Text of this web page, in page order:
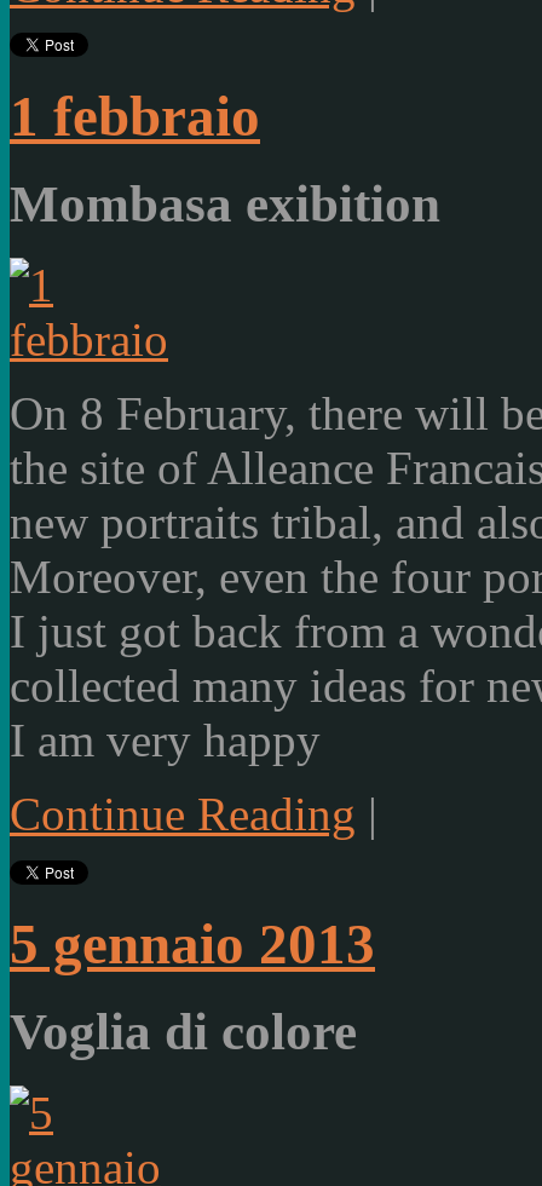
1 febbraio
Mombasa exibition
On 8 February, there will
the site of Alleance
new portraits tribal, and
Moreover, even the four
I just got back from a
collected many ideas for
I am very happy
Continue Reading |
5 gennaio 2013
Voglia di colore